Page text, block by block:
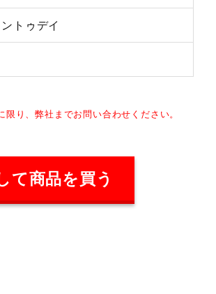
トゥデイ
り、弊社までお問い合わせください。
て商品を買う